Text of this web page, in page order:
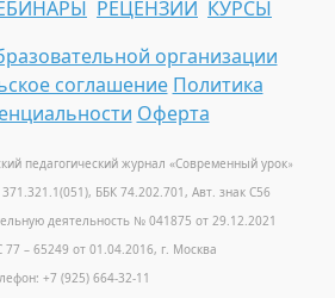
РЕЦЕНЗИИ КУРСЫ
организации
соглашение Политика
Оферта
педагогический журнал «Современный урок»
ББК 74.202.701, Авт. знак С56
деятельность № 041875 от 29.12.2021
– 65249 от 01.04.2016, г. Москва
+7 (925) 664-32-11